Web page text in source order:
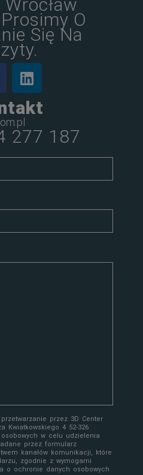
Prosimy O
Się Na
277 187
przez 3D Center
Kwiatkowskiego 4 52-326
w celu udzielenia
przez formularz
kanałów komunikacji, które
zgodnie z wymogami
o ochronie danych osobowych